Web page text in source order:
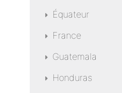
Équateur
France
Guatemala
Honduras